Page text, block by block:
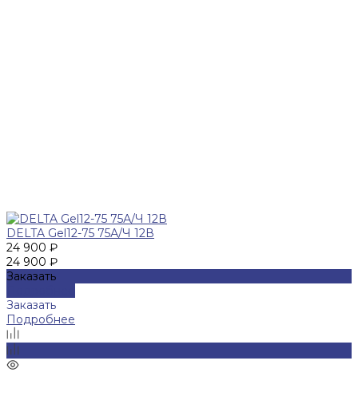
DELTA Gel12-75 75А/Ч 12В
24 900 ₽
24 900 ₽
Заказать
Заказать
Подробнее